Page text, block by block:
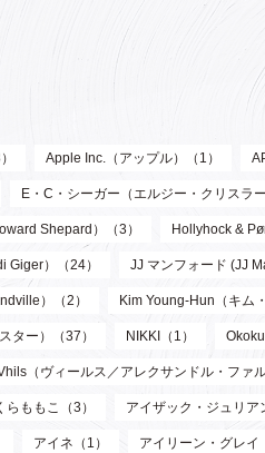
Apple Inc.（アップル）（1）
E・C・シーガー（エルジー・クリスラ
Shepard）（3） Hollyhock &
Giger）（24） JJ マンフォード (JJ
）（2） Kim Young-Hun（キム
ター）（37） NIKKI（1）
（ヴィールス／アレクサンドル・ファル
らももこ（3） アイザック・ジュリア
アイネ（1） アイリーン・グレイ